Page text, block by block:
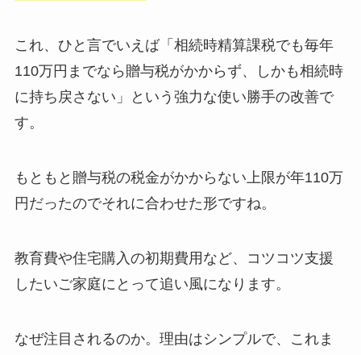
これ、ひと言でいえば「相続時精算課税でも毎年
110万円までなら贈与税がかからず、しかも相続時
に持ち戻さない」という強力な使い勝手の改善で
す。
もともと贈与税の税金がかからない上限が年110万
円だったのでそれに合わせた形ですね。
教育費や住宅購入の初期費用など、コツコツ支援
したいご家庭にとって追い風になります。
なぜ注目されるのか。理由はシンプルで、これま